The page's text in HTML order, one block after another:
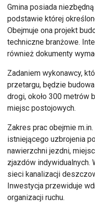
Gmina posiada
podstawie której
Obejmuje ona projekt
techniczne branżowe.
również dokumenty
Zadaniem wykonawcy,
przetargu, będzie
drogi, około 300 metrów
miejsc postojowych.
Zakres prac obejmie
istniejącego uzbrojenia
nawierzchni jezdni,
zjazdów indywidualnych.
sieci kanalizacji
Inwestycja przewiduje
organizacji ruchu.